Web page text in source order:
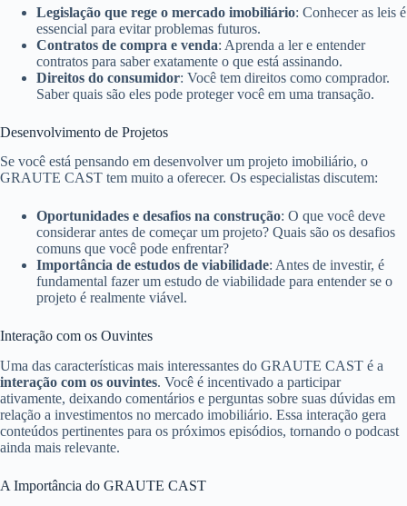
Legislação que rege o mercado imobiliário: Conhecer as leis é
essencial para evitar problemas futuros.
Contratos de compra e venda: Aprenda a ler e entender
contratos para saber exatamente o que está assinando.
Direitos do consumidor: Você tem direitos como comprador.
Saber quais são eles pode proteger você em uma transação.
Desenvolvimento de Projetos
Se você está pensando em desenvolver um projeto imobiliário, o
GRAUTE CAST tem muito a oferecer. Os especialistas discutem:
Oportunidades e desafios na construção: O que você deve
considerar antes de começar um projeto? Quais são os desafios
comuns que você pode enfrentar?
Importância de estudos de viabilidade: Antes de investir, é
fundamental fazer um estudo de viabilidade para entender se o
projeto é realmente viável.
Interação com os Ouvintes
Uma das características mais interessantes do GRAUTE CAST é a
interação com os ouvintes. Você é incentivado a participar
ativamente, deixando comentários e perguntas sobre suas dúvidas em
relação a investimentos no mercado imobiliário. Essa interação gera
conteúdos pertinentes para os próximos episódios, tornando o podcast
ainda mais relevante.
A Importância do GRAUTE CAST